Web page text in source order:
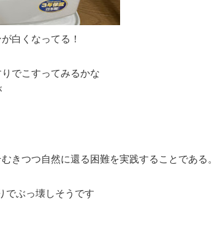
白くなってる！
でこすってみるかな
きつつ自然に還る困難を実践することである。
でぶっ壊しそうです